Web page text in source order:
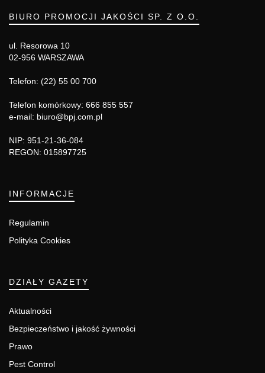
BIURO PROMOCJI JAKOŚCI SP. Z O.O.
ul. Resorowa 10
02-956 WARSZAWA
Telefon: (22) 55 00 700
Telefon komórkowy: 666 855 557
e-mail: biuro@bpj.com.pl
NIP: 951-21-36-084
REGON: 015897725
INFORMACJE
Regulamin
Polityka Cookies
DZIAŁY GAZETY
Aktualności
Bezpieczeństwo i jakość żywności
Prawo
Pest Control